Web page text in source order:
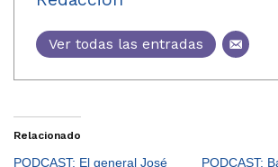
Ver todas las entradas
Relacionado
PODCAST: El general José
PODCAST: